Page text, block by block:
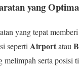
yang
yang tepat
seperti Airportatau
melimpah serta posisi